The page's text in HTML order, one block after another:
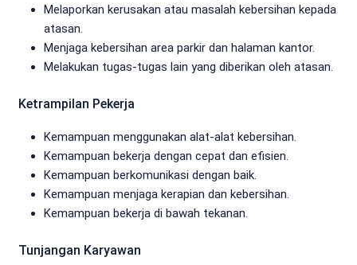
Melaporkan kerusakan atau masalah kebersihan kepada
atasan.
Menjaga kebersihan area parkir dan halaman kantor.
Melakukan tugas-tugas lain yang diberikan oleh atasan.
Ketrampilan Pekerja
Kemampuan menggunakan alat-alat kebersihan.
Kemampuan bekerja dengan cepat dan efisien.
Kemampuan berkomunikasi dengan baik.
Kemampuan menjaga kerapian dan kebersihan.
Kemampuan bekerja di bawah tekanan.
Tunjangan Karyawan